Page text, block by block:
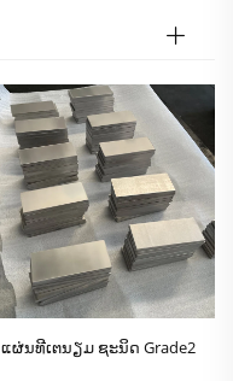
ແຜ່ນທີເຕນຽມ ຊະນິດ Grade2